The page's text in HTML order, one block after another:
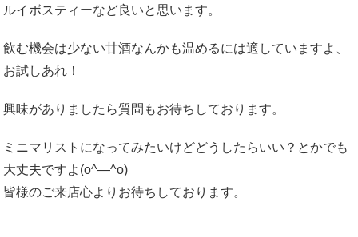
ルイボスティーなど良いと思います。
飲む機会は少ない甘酒なんかも温めるには適していますよ、
お試しあれ！
興味がありましたら質問もお待ちしております。
ミニマリストになってみたいけどどうしたらいい？とかでも
大丈夫ですよ(o^―^o)
皆様のご来店心よりお待ちしております。